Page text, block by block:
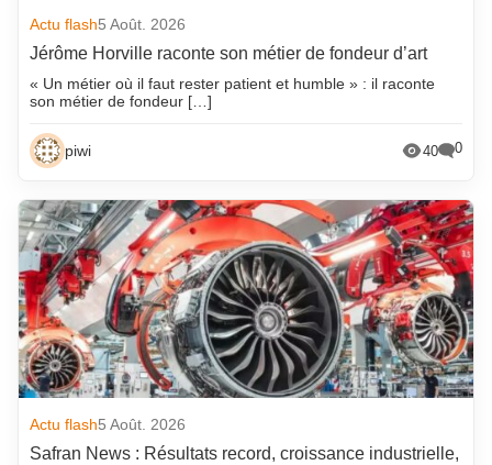
Actu flash5 Août. 2026
Jérôme Horville raconte son métier de fondeur d’art
« Un métier où il faut rester patient et humble » : il raconte
son métier de fondeur […]
piwi 40 0
Actu flash5 Août. 2026
Safran News : Résultats record, croissance industrielle,